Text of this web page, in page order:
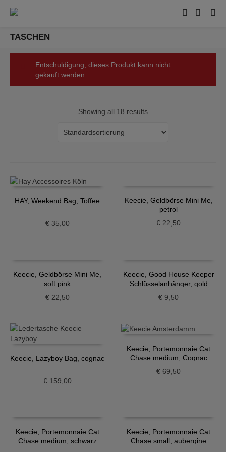
TASCHEN
Entschuldigung, dieses Produkt kann nicht
gekauft werden.
Showing all 18 results
HAY, Weekend Bag, Toffee
€35,00
Keecie, Geldbörse Mini Me,
petrol
€ 22,50
Keecie, Geldbörse Mini Me,
soft pink
€22,50
Keecie, Good House Keeper
Schlüsselanhänger, gold
€ 9,50
Keecie, Lazyboy Bag, cognac
€159,00
Keecie, Portemonnaie Cat
Chase medium, Cognac
€ 69,50
Keecie, Portemonnaie Cat
Chase medium, schwarz
Keecie, Portemonnaie Cat
Chase small, aubergine